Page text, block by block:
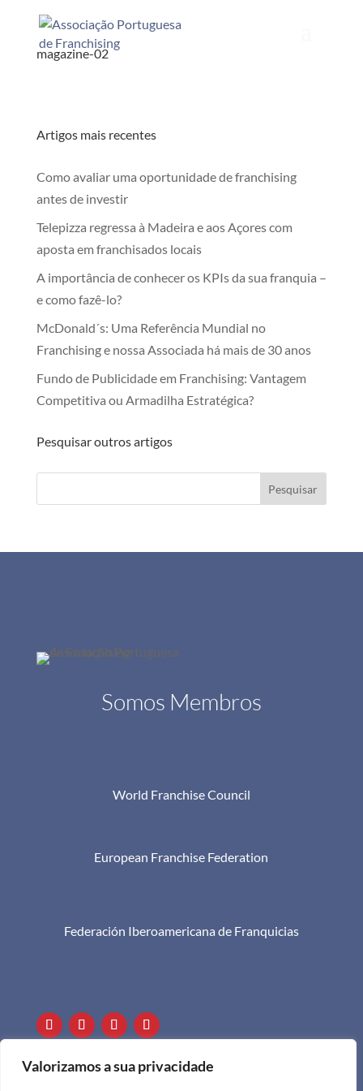
Valorizamos a sua privacidade
magazine-02
Artigos mais recentes
Como avaliar uma oportunidade de franchising
antes de investir
Telepizza regressa à Madeira e aos Açores com
aposta em franchisados locais
A importância de conhecer os KPIs da sua franquia –
e como fazê-lo?
McDonald´s: Uma Referência Mundial no
Franchising e nossa Associada há mais de 30 anos
Fundo de Publicidade em Franchising: Vantagem
Competitiva ou Armadilha Estratégica?
Pesquisar outros artigos
Pesquisar
Somos Membros
World Franchise Council
European Franchise Federation
Federación Iberoamericana de Franquicias